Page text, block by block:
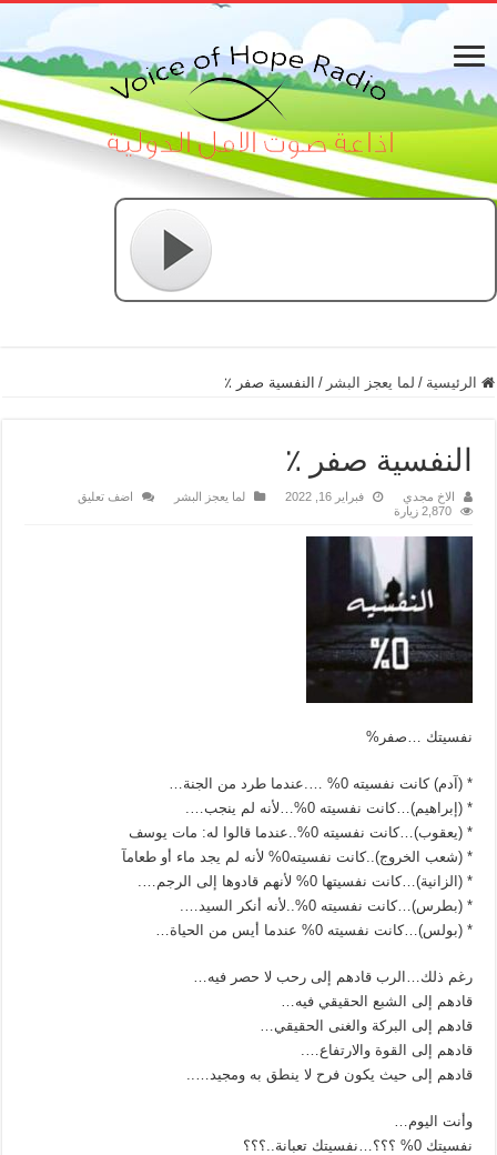
الرئيسية / لما يعجز البشر / النفسية صفر ٪
النفسية صفر ٪
الاخ مجدي فبراير 16, 2022 لما يعجز البشر
اضف تعليق
2,870 زيارة
نفسيتك …صفر%
* (آدم) كانت نفسيته 0% ….عندما طرد من الجنة…
* (إبراهيم)…كانت نفسيته 0%…لأنه لم ينجب….
* (يعقوب)…كانت نفسيته 0%..عندما قالوا له: مات يوسف
* (شعب الخروج)..كانت نفسيته0% لأنه لم يجد ماء أو طعامآ
* (الزانية)…كانت نفسيتها 0% لأنهم قادوها إلى الرجم….
* (بطرس)…كانت نفسيته 0%..لأنه أنكر السيد….
* (بولس)…كانت نفسيته 0% عندما أيس من الحياة…
رغم ذلك…الرب قادهم إلى رحب لا حصر فيه…
قادهم إلى الشبع الحقيقي فيه…
قادهم إلى البركة والغنى الحقيقي…
قادهم إلى القوة والارتفاع….
قادهم إلى حيث يكون فرح لا ينطق به ومجيد…..
وأنت اليوم…
نفسيتك 0% ؟؟؟…نفسيتك تعبانة..؟؟؟